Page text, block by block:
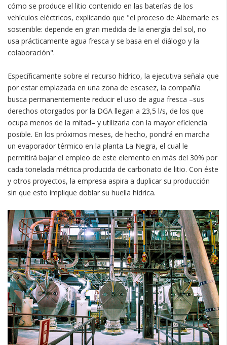
cómo se produce el litio contenido en las baterías de los
vehículos eléctricos, explicando que "el proceso de Albemarle es
sostenible: depende en gran medida de la energía del sol, no
usa prácticamente agua fresca y se basa en el diálogo y la
colaboración".
Específicamente sobre el recurso hídrico, la ejecutiva señala que
por estar emplazada en una zona de escasez, la compañía
busca permanentemente reducir el uso de agua fresca –sus
derechos otorgados por la DGA llegan a 23,5 l/s, de los que
ocupa menos de la mitad– y utilizarla con la mayor eficiencia
posible. En los próximos meses, de hecho, pondrá en marcha
un evaporador térmico en la planta La Negra, el cual le
permitirá bajar el empleo de este elemento en más del 30% por
cada tonelada métrica producida de carbonato de litio. Con éste
y otros proyectos, la empresa aspira a duplicar su producción
sin que esto implique doblar su huella hídrica.